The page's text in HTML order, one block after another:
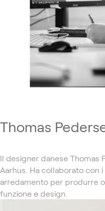
Thomas
Il designer danese Thomas
Aarhus. Ha collaborato con
arredamento per produrre
funzione e design.